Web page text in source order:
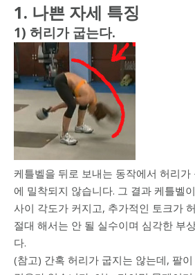
1. 나쁜 자세 특징
1) 허리가 굽는다.
케틀벨을 뒤로 보내는 동작에서 허리
에 밀착되지 않습니다. 그 결과 케틀벨
사이 각도가 커지고, 추가적인 토크가
절대 해서는 안 될 실수이며 심각한 부
다.
(참고) 간혹 허리가 굽지는 않는데, 팔